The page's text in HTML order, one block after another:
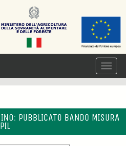
PUBBLICATO BANDO MISURA